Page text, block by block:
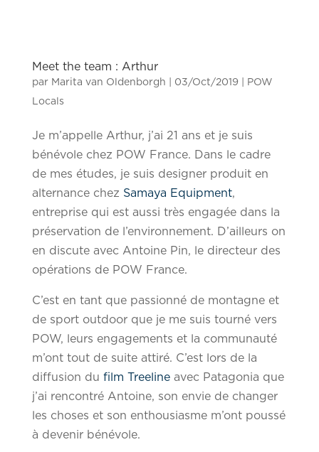
Meet the team : Arthur
par Marita van Oldenborgh 03/Oct/2019| POW
Locals
Je m’appelle Arthur, j’ai 21 ans et je suis
bénévole chez POW France. Dans le cadre
de mes études, je suis designer produit en
alternance chez Samaya Equipment,
entreprise qui est aussi très engagée dans la
préservation de l’environnement. D’ailleurs on
en discute avec Antoine Pin, le directeur des
opérations de POW France.
C’est en tant que passionné de montagne et
de sport outdoor que je me suis tourné vers
POW, leurs engagements et la communauté
m’ont tout de suite attiré. C’est lors de la
diffusion du film Treelineavec Patagonia que
j’ai rencontré Antoine, son envie de changer
les choses et son enthousiasme m’ont poussé
à devenir bénévole.